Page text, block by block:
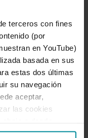
terceros con fines
(por
en YouTube)
basada en sus
estas dos últimas
su navegación
aceptar,
las cookies
información, así